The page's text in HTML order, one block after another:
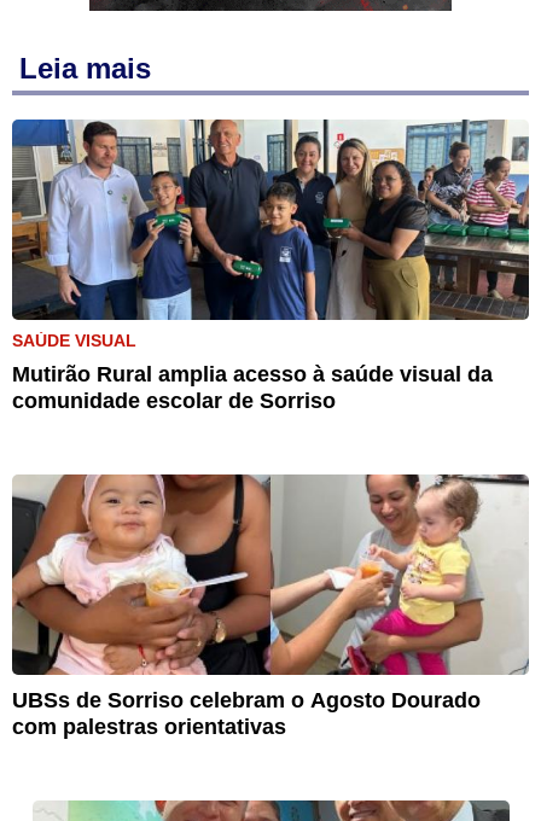
Leia mais
SAÚDE VISUAL
Mutirão Rural amplia acesso à saúde visual da
comunidade escolar de Sorriso
UBSs de Sorriso celebram o Agosto Dourado
com palestras orientativas